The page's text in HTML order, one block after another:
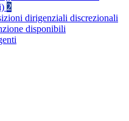
2
dirigenziali discrezionali
disponibili